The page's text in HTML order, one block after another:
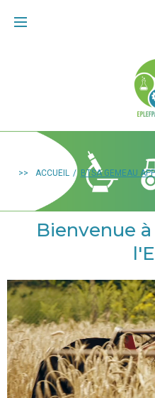
>> ACCUEIL / BTSA GEMEAU
Bienvenue